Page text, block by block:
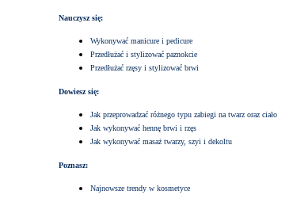
Nauczysz się:
Wykonywać manicure i pedicure
Przedłużać i stylizować paznokcie
Przedłużać rzęsy i stylizować brwi
Dowiesz się:
Jak przeprowadzać różnego typu zabiegi na twarz oraz ciało
Jak wykonywać hennę brwi i rzęs
Jak wykonywać masaż twarzy, szyi i dekoltu
Poznasz:
Najnowsze trendy w kosmetyce